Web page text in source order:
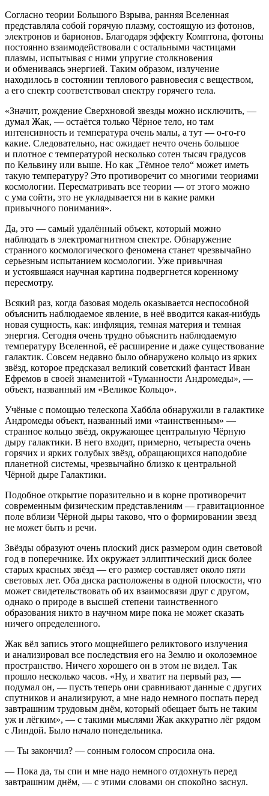
Согласно теории Большого Взрыва, ранняя Вселенная
представляла собой горячую плазму, состоящую из фотонов,
электронов и барионов. Благодаря эффекту Комптона, фотоны
постоянно взаимодействовали с остальными частицами
плазмы, испытывая с ними упругие столкновения
и обмениваясь энергией. Таким образом, излучение
находилось в состоянии теплового равновесия с веществом,
а его спектр соответствовал спектру горячего тела.
«Значит, рождение Сверхновой звезды можно исключить, —
думал Жак, — остаётся только Чёрное тело, но там
интенсивность и температура очень малы, а тут — о-го-го
какие. Следовательно, нас ожидает нечто очень большое
и плотное с температурой несколько сотен тысяч градусов
по Кельвину или выше. Но как „Тёмное тело“ может иметь
такую температуру? Это противоречит со многими теориями
космологии. Пересматривать все теории — от этого можно
с ума сойти, это не укладывается ни в какие рамки
привычного понимания».
Да, это — самый удалённый объект, который можно
наблюдать в электромагнитном спектре. Обнаружение
странного космологического феномена станет чрезвычайно
серьезным испытанием космологии. Уже привычная
и устоявшаяся научная картина подвергнется коренному
пересмотру.
Всякий раз, когда базовая модель оказывается неспособной
объяснить наблюдаемое явление, в неё вводится какая-нибудь
новая сущность, как: инфляция, темная материя и темная
энергия. Сегодня очень трудно объяснить наблюдаемую
температуру Вселенной, её расширение и даже существование
галактик. Совсем недавно было обнаружено кольцо из ярких
звёзд, которое предсказал великий советский фантаст Иван
Ефремов в своей знаменитой «Туманности Андромеды», —
объект, названный им «Великое Кольцо».
Учёные с помощью телескопа Хаббла обнаружили в галактике
Андромеды объект, названный ими «таинственным» —
странное кольцо звёзд, окружающее центральную Чёрную
дыру галактики. В него входит, примерно, четыреста очень
горячих и ярких голубых звёзд, обращающихся наподобие
планетной системы, чрезвычайно близко к центральной
Чёрной дыре Галактики.
Подобное открытие поразительно и в корне противоречит
современным физическим представлениям — гравитационное
поле вблизи Чёрной дыры таково, что о формировании звезд
не может быть и речи.
Звёзды образуют очень плоский диск размером один световой
год в поперечнике. Их окружает эллиптический диск более
старых красных звёзд — его размер составляет около пяти
световых лет. Оба диска расположены в одной плоскости, что
может свидетельствовать об их взаимосвязи друг с другом,
однако о природе в высшей степени таинственного
образования никто в научном мире пока не может сказать
ничего определенного.
Жак вёл запись этого мощнейшего реликтового излучения
и анализировал все последствия его на Землю и околоземное
пространство. Ничего хорошего он в этом не видел. Так
прошло несколько часов. «Ну, и хватит на первый раз, —
подумал он, — пусть теперь они сравнивают данные с других
спутников и анализируют, а мне надо немного поспать перед
завтрашним трудовым днём, который обещает быть не таким
уж и лёгким», — с такими мыслями Жак аккуратно лёг рядом
с Линдой. Было начало понедельника.
— Ты закончил? — сонным голосом спросила она.
— Пока да, ты спи и мне надо немного отдохнуть перед
завтрашним днём, — с этими словами он спокойно заснул.